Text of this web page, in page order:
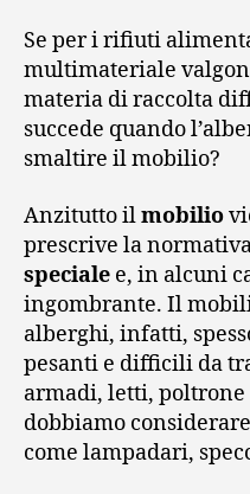
Se per i rifiuti
multimateriale
materia di raccolta
succede quando
smaltire il mobilio?
Anzitutto ilmobilio
prescrive la
speciale e, in alcuni
ingombrante. Il
alberghi, infatti,
pesanti e difficili da
armadi, letti, poltrone
dobbiamo
come lampadari,